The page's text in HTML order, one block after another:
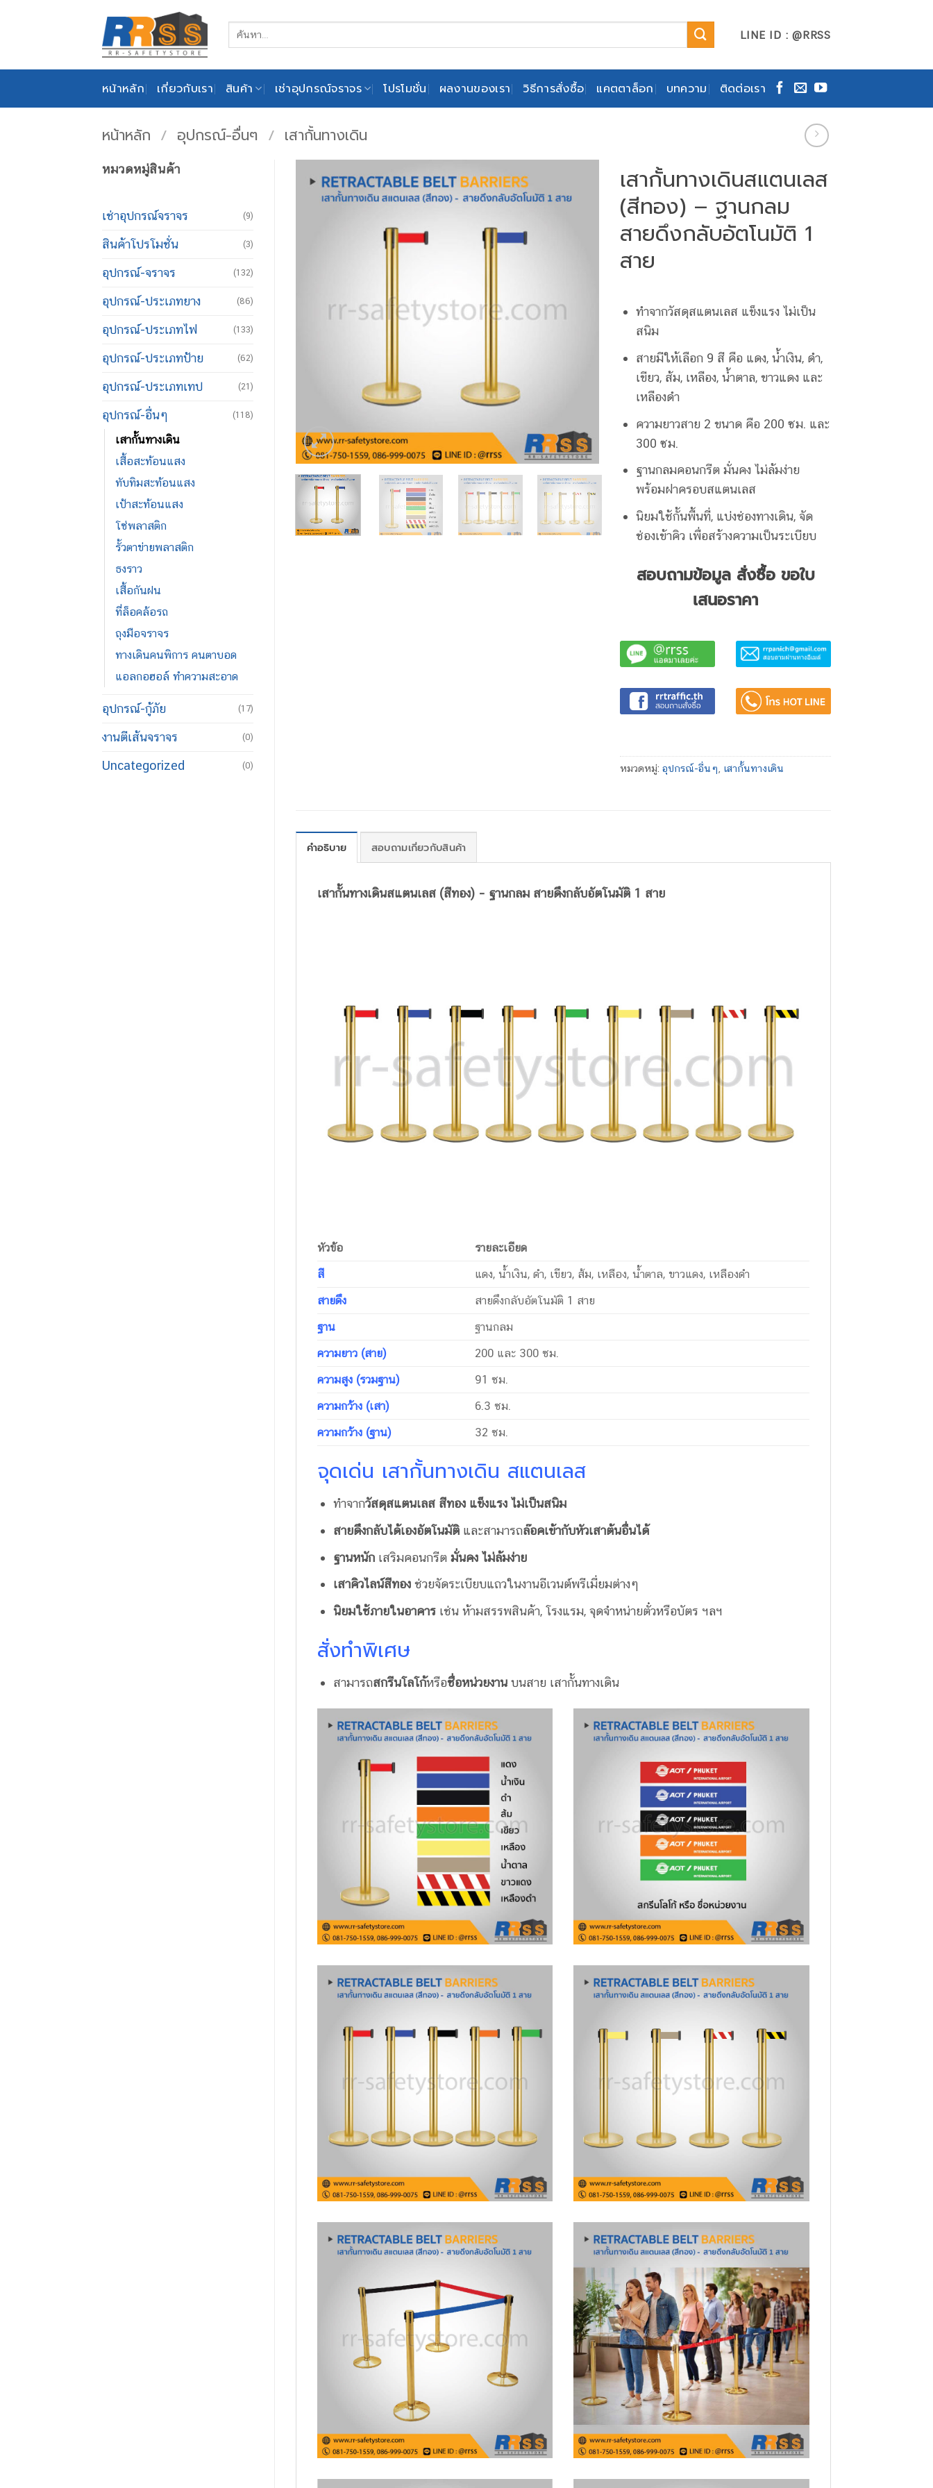
เนื้อหา
ค้นหา: LINE ID : @RRSS
หน้าหลัก เกี่ยวกับเรา สินค้า เช่าอุปกรณ์จราจร โปรโมชั่น ผลงานของเรา วิธีการสั่งซื้อ แคตตาล็อก บทความ ติดต่อเรา
หน้าหลัก / อุปกรณ์-อื่นๆ / เสากั้นทางเดิน
หมวดหมู่สินค้า
เช่าอุปกรณ์จราจร (9)
สินค้าโปรโมชั่น (3)
อุปกรณ์-จราจร (132)
อุปกรณ์-ประเภทยาง (86)
อุปกรณ์-ประเภทไฟ (133)
อุปกรณ์-ประเภทป้าย (62)
อุปกรณ์-ประเภทเทป (21)
อุปกรณ์-อื่นๆ (118)
เสากั้นทางเดิน
เสื้อสะท้อนแสง
ทับทิมสะท้อนแสง
เป้าสะท้อนแสง
โซ่พลาสติก
รั้วตาข่ายพลาสติก
ธงราว
เสื้อกันฝน
ที่ล็อคล้อรถ
ถุงมือจราจร
ทางเดินคนพิการ คนตาบอด
แอลกอฮอล์ ทำความสะอาด
อุปกรณ์-กู้ภัย (17)
งานตีเส้นจราจร (0)
Uncategorized (0)
เสากั้นทางเดินสแตนเลส
(สีทอง) – ฐานกลม
สายดึงกลับอัตโนมัติ 1
สาย
ทำจากวัสดุสแตนเลส แข็งแรง ไม่เป็น
สนิม
สายมีให้เลือก 9 สี คือ แดง, น้ำเงิน, ดำ,
เขียว, ส้ม, เหลือง, น้ำตาล, ขาวแดง และ
เหลืองดำ
ความยาวสาย 2 ขนาด คือ 200 ซม. และ
300 ซม.
ฐานกลมคอนกรีต มั่นคง ไม่ล้มง่าย
พร้อมฝาครอบสแตนเลส
นิยมใช้กั้นพื้นที่, แบ่งช่องทางเดิน, จัด
ช่องเข้าคิว เพื่อสร้างความเป็นระเบียบ
สอบถามข้อมูล สั่งซื้อ ขอใบ
เสนอราคา
หมวดหมู่:อุปกรณ์-อื่นๆ เสากั้นทางเดิน
คำอธิบาย สอบถามเกี่ยวกับสินค้า
เสากั้นทางเดินสแตนเลส (สีทอง) – ฐานกลม สายดึงกลับอัตโนมัติ 1 สาย
หัวข้อ
รายละเอียด
สี
แดง, น้ำเงิน, ดำ, เขียว, ส้ม, เหลือง, น้ำตาล, ขาวแดง, เหลืองดำ
สายดึง
สายดึงกลับอัตโนมัติ 1 สาย
ฐาน
ฐานกลม
ความยาว (สาย)
200 และ 300 ซม.
ความสูง (รวมฐาน)
91 ซม.
ความกว้าง (เสา)
6.3 ซม.
ความกว้าง (ฐาน)
32 ซม.
จุดเด่น เสากั้นทางเดิน สแตนเลส
ทำจากวัสดุสแตนเลส สีทอง แข็งแรง ไม่เป็นสนิม
สายดึงกลับได้เองอัตโนมัติและสามารถล๊อคเข้ากับหัวเสาต้นอื่นได้
ฐานหนักเสริมคอนกรีตมั่นคง ไม่ล้มง่าย
เสาคิวไลน์สีทองช่วยจัดระเบียบแถวในงานอีเวนต์พรีเมี่ยมต่างๆ
นิยมใช้ภายในอาคารเช่น ห้ามสรรพสินค้า, โรงแรม, จุดจำหน่ายตั๋วหรือบัตร ฯลฯ
สั่งทำพิเศษ
สามารถสกรีนโลโก้หรือชื่อหน่วยงานบนสาย เสากั้นทางเดิน